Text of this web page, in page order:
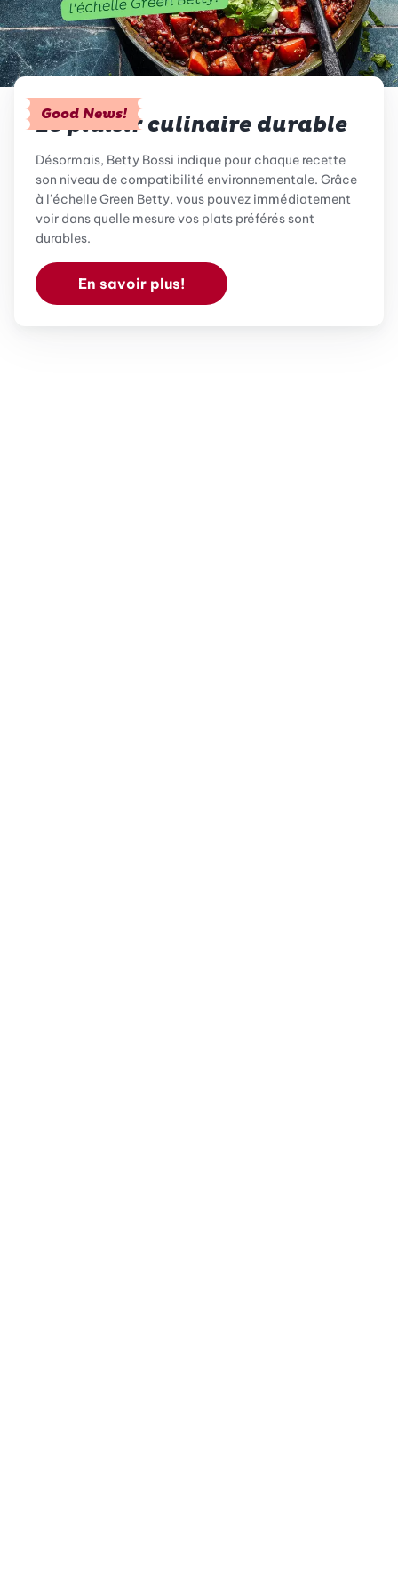
Good News!
Le plaisir culinaire durable
Désormais, Betty Bossi indique pour chaque recette
son niveau de compatibilité environnementale. Grâce
à l'échelle Green Betty, vous pouvez immédiatement
voir dans quelle mesure vos plats préférés sont
durables.
En savoir plus!